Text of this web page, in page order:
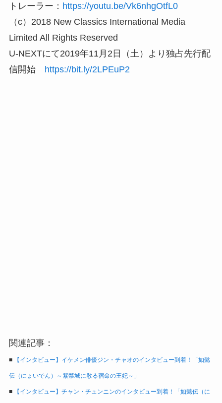
トレーラー： https://youtu.be/Vk6nhgOtfL0
（c）2018 New Classics International Media
Limited All Rights Reserved
U-NEXTにて2019年11月2日（土）より独占先行配
信開始 https://bit.ly/2LPEuP2
関連記事：
■ 【インタビュー】イケメン俳優ジン・チャオのインタビュー到着！「如懿
伝（にょいでん）～紫禁城に散る宿命の王妃～」
■ 【インタビュー】チャン・チュンニンのインタビュー到着！「如懿伝（に